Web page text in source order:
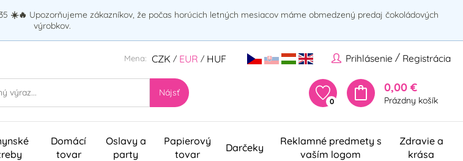
☀️🔥 Upozorňujeme zákazníkov, že počas horúcich letných mesiacov máme obmedzený predaj čokoládových
výrobkov.
Prihlásenie / Registrácia
Mena: CZK / EUR / HUF
Nájsť
0
0,00 €
Prázdny košík
Domácí
tovar
Oslavy a
party
Papierový
tovar
Darčeky
Reklamné predmety s
vaším logom
Zdravie a
krása